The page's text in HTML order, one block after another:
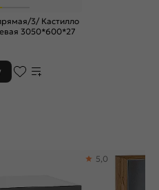
3/ Кастилло
3050*600*27
5,0